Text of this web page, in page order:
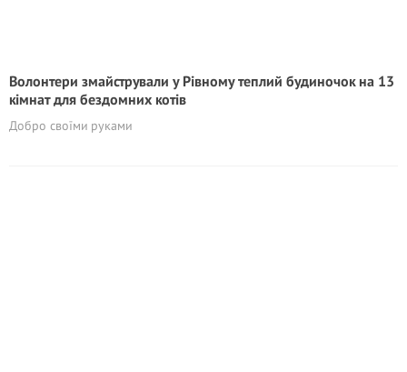
Волонтери змайстрували у Рівному теплий будиночок на 13
кімнат для бездомних котів
Добро своїми руками